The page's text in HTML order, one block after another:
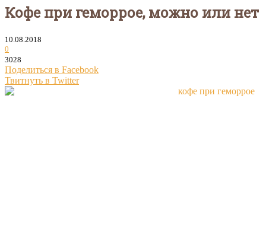
Кофе при геморрое, можно или нет
10.08.2018
0
3028
Поделиться в Facebook
Твитнуть в Twitter